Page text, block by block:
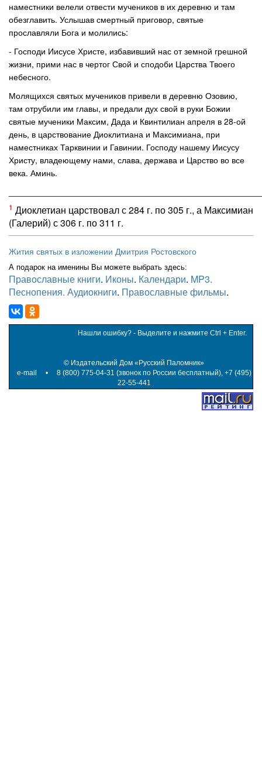
наместники велели отвести мучеников в их деревню и там
обезглавить. Услышав смертный приговор, святые
прославляли Бога и молились:
- Господи Иисусе Христе, избавивший нас от земной грешной
жизни, прими нас в чертог Свой и сподоби Царства Твоего
небесного.
Молящихся святых мучеников привели в деревню Озовию,
там отрубили им главы, и предали дух свой в руки Божии
святые мученики Максим, Дада и Квинтилиан апреля в 28-ой
день, в царствование Диоклитиана и Максимиана, при
наместниках Тарквинии и Гавинии. Господу нашему Иисусу
Христу, владеющему нами, слава, держава и Царство во все
века. Аминь.
1 Диоклетиан царствовал с 284 г. по 305 г., а Максимиан
(Галерий) с 306 г. по 311 г.
Жития святых в изложении Дмитрия Ростовского
А подарок на именины Вы можете выбрать здесь:
Православные книги. Иконы. Календари. MP3.
Песнопения. Аудиокниги. Православные фильмы.
Нашли ошибку? - Выделите и нажмите Ctrl + Enter.
© Издательский Дом «Русский Паломник»
e-mail
• 8 (800) 775-04-31 (звонок по России бесплатный), +7 (495)
22-55-441